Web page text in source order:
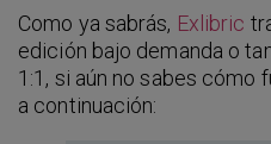
Como ya sabrás, Exlibric
edición bajo demanda o
1:1, si aún no sabes cómo
a continuación: